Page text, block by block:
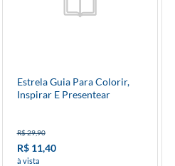
Estrela Guia Para Colorir,
Inspirar E Presentear
R$ 29,90
R$ 11,40
à vista